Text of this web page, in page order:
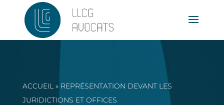
ACCUEIL» REPRÉSENTATION DEVANT LES
JURIDICTIONS ET OFFICES